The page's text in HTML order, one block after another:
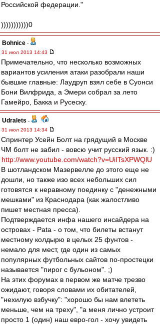
Российской федерации."
)))))))))))0
Bohnice -
31 июл 2013 14:43
Примечательно, что несколько возможных
вариантов усиления атаки разобрали наши
бывшие главные: Лаудруп взял себе в Суонси
Бони Вилфрида, а Эмери собрал за лето
Гамейро, Бакка и Русеску.
Udralets -
31 июл 2013 14:34
Спринтер Усейн Болт на грядущий в Москве
ЧМ болт не забил - вовсю учит русский язык. :)
http://www.youtube.com/watch?v=UiITsXPWQlU
В шотландском Мазервелле до этого еще не
дошли, но также изо всех небольших сил
готовятся к неравному поединку с "денежными
мешками" из Краснодара (как жалостливо
пишет местная пресса).
Подтверждается инфа нашего инсайдера на
островах - Pata - о том, что билеты встанут
местному колдырю в целых 25 фунтов -
немало для мест, где один из самых
популярных футбольных сайтов по-простецки
называется "пирог с бульоном". ;)
На этих форумах в первом же матче трезво
ожидают, говоря словами их обитателей,
"нехилую взбучку": "хорошо бы нам влететь
меньше, чем на треху", "а меня лично устроит
просто 1 (один) наш евро-гол - хочу увидеть